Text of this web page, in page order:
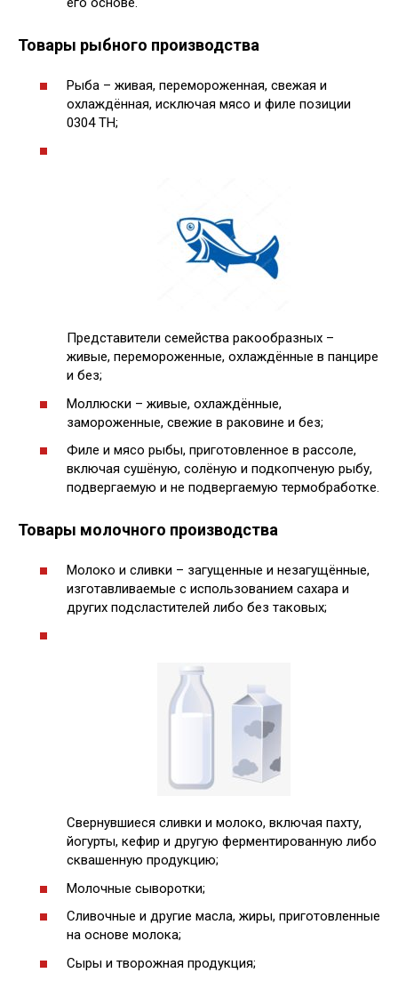
Товары рыбного производства
Рыба – живая, перемороженная, свежая и
охлаждённая, исключая мясо и филе позиции
0304 ТН;
Представители семейства ракообразных –
живые, перемороженные, охлаждённые в панцире
и без;
Моллюски – живые, охлаждённые,
замороженные, свежие в раковине и без;
Филе и мясо рыбы, приготовленное в рассоле,
включая сушёную, солёную и подкопченую рыбу,
подвергаемую и не подвергаемую термобработке.
Товары молочного производства
Молоко и сливки – загущенные и незагущённые,
изготавливаемые с использованием сахара и
других подсластителей либо без таковых;
Свернувшиеся сливки и молоко, включая пахту,
йогурты, кефир и другую ферментированную либо
сквашенную продукцию;
Молочные сыворотки;
Сливочные и другие масла, жиры, приготовленные
на основе молока;
Сыры и творожная продукция;